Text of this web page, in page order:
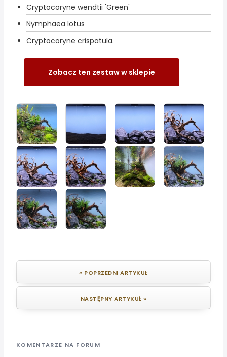
Cryptocoryne wendtii 'Green'
Nymphaea lotus
Cryptocoryne crispatula.
Zobacz ten zestaw w sklepie
« POPRZEDNI ARTYKUŁ
NASTĘPNY ARTYKUŁ »
KOMENTARZE NA FORUM